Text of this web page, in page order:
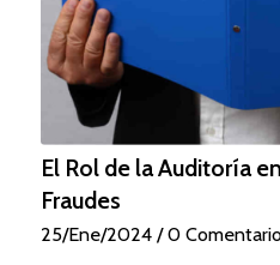
El Rol de la Auditoría
Fraudes
25/Ene/2024 / 0